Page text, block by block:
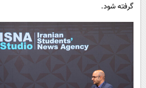
گرفته شود.